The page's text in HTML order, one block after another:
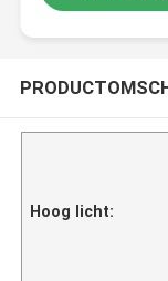
Hoog licht: